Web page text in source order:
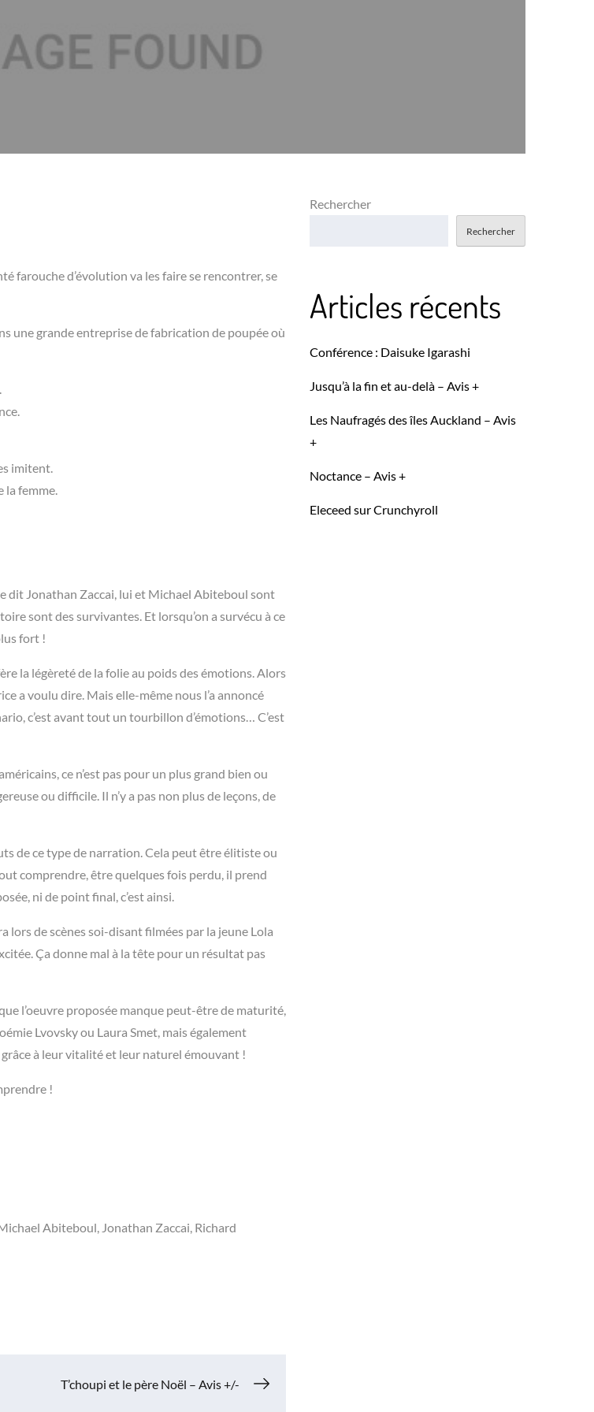
farouche d’évolution va les faire se rencontrer, se
une grande entreprise de fabrication de poupée où
imitent.
la femme.
dit Jonathan Zaccai, lui et Michael Abiteboul sont
sont des survivantes. Et lorsqu’on a survécu à ce
fort !
la légèreté de la folie au poids des émotions. Alors
a voulu dire. Mais elle-même nous l’a annoncé
c’est avant tout un tourbillon d’émotions… C’est
ce n’est pas pour un plus grand bien ou
ou difficile. Il n’y a pas non plus de leçons, de
de ce type de narration. Cela peut être élitiste ou
comprendre, être quelques fois perdu, il prend
ni de point final, c’est ainsi.
lors de scènes soi-disant filmées par la jeune Lola
Ça donne mal à la tête pour un résultat pas
l’oeuvre proposée manque peut-être de maturité,
Lvovsky ou Laura Smet, mais également
à leur vitalité et leur naturel émouvant !
!
Abiteboul, Jonathan Zaccai, Richard
T’choupi et le père Noël – Avis +/-
Rechercher
Rechercher
Articles récents
Conférence : Daisuke Igarashi
Jusqu’à la fin et au-delà – Avis +
Les Naufragés des îles Auckland – Avis
+
Noctance – Avis +
Eleceed sur Crunchyroll